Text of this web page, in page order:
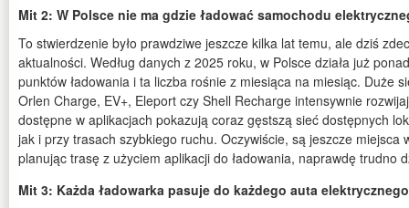
Mit 2: W Polsce nie ma gdzie ładować samochodu
To stwierdzenie było prawdziwe jeszcze kilka lat temu, ale dziś
aktualności. Według danych z 2025 roku, w Polsce działa już
punktów ładowania i ta liczba rośnie z miesiąca na miesiąc. Duże
Orlen Charge, EV+, Eleport czy Shell Recharge intensywnie
dostępne w aplikacjach pokazują coraz gęstszą sieć dostępnych
jak i przy trasach szybkiego ruchu. Oczywiście, są jeszcze miejsca
planując trasę z użyciem aplikacji do ładowania, naprawdę trudno
Mit 3: Każda ładowarka pasuje do każdego auta elektrycznego